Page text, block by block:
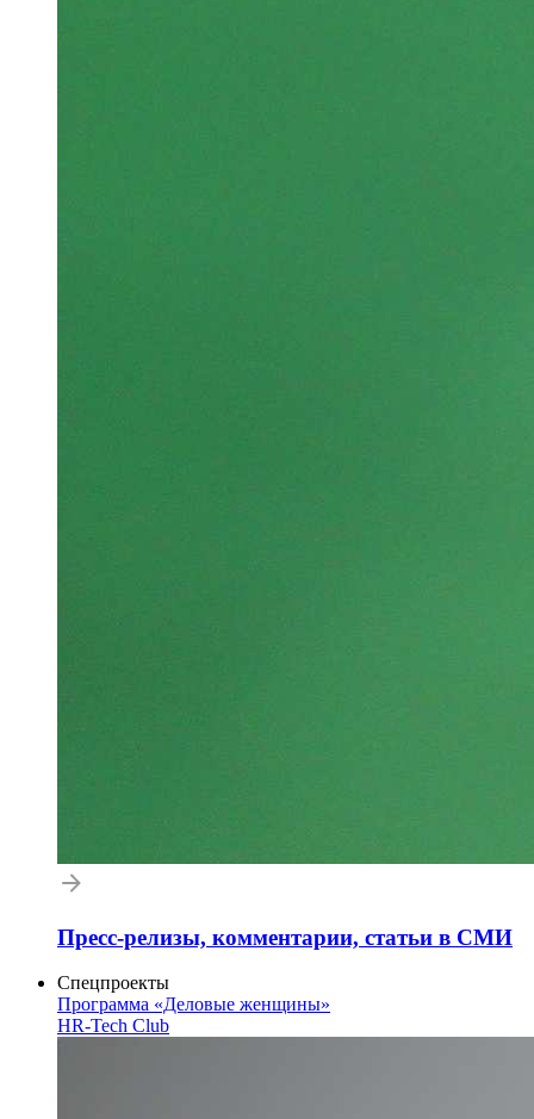
Пресс-релизы, комментарии, статьи в СМИ
Спецпроекты
Программа «Деловые женщины»
HR-Tech Club